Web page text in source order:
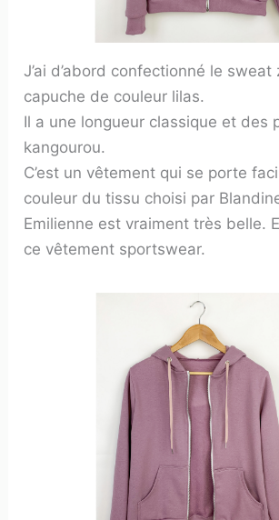
J’ai d’abord confectionné le sweat
capuche de couleur lilas.
Il a une longueur classique et des
kangourou.
C’est un vêtement qui se porte
couleur du tissu choisi par
Emilienne est vraiment très belle.
ce vêtement sportswear.